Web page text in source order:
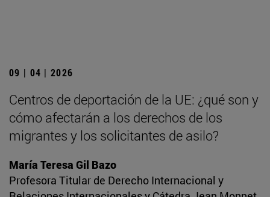
09 | 04 | 2026
Centros de deportación de la UE: ¿qué son y
cómo afectarán a los derechos de los
migrantes y los solicitantes de asilo?
María Teresa Gil Bazo
Profesora Titular de Derecho Internacional y